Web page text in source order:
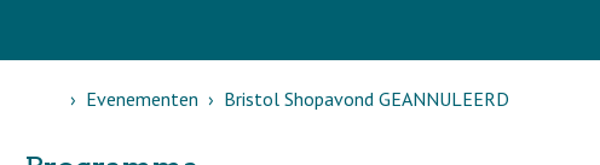
HomeEvenementen Bristol Shopavond GEANNULEERD